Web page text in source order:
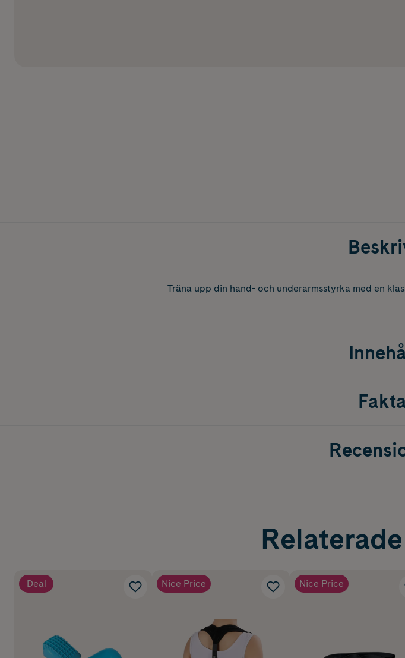
Träna upp din hand- och underarmsstyrka med en
Deal Nice Price Nice Price